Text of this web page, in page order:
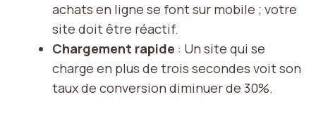
achats en ligne se font sur mobile ; votre
site doit être réactif.
Chargement rapide : Un site qui se
charge en plus de trois secondes voit son
taux de conversion diminuer de 30%.